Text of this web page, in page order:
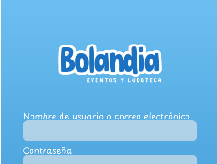
Nombre de usuario o correo electrónico
Contraseña